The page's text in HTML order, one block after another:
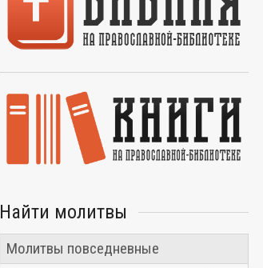
Найти молитвы
Молитвы повседневные